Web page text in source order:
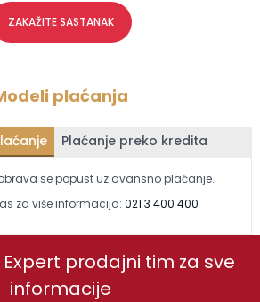
ZAKAŽITE SASTANAK
plaćanja
Plaćanje preko kredita
se popust uz avansno plaćanje.
za više informacija:021 3 400 400
Expert prodajni tim za sve
informacije